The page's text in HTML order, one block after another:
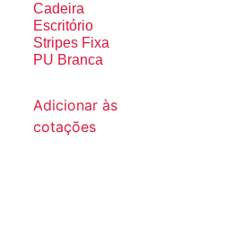
Cadeira
Escritório
Stripes Fixa
PU Branca
Adicionar às
cotações